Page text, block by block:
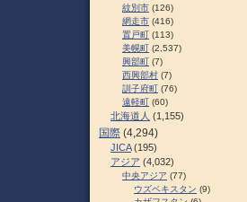
紋別市 (126)
網走市 (416)
置戸町 (113)
美幌町 (2,537)
興部町 (7)
西興部村 (7)
訓子府町 (76)
遠軽町 (60)
北海道人 (1,155)
国際 (4,294)
JICA(195)
アジア (4,032)
中央アジア (77)
ウズベキスタン (9)